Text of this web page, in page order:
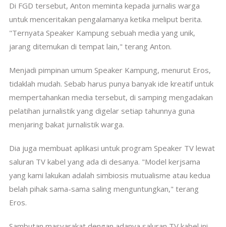
Di FGD tersebut, Anton meminta kepada jurnalis warga
untuk menceritakan pengalamanya ketika meliput berita.
"Ternyata Speaker Kampung sebuah media yang unik,
jarang ditemukan di tempat lain," terang Anton.
Menjadi pimpinan umum Speaker Kampung, menurut Eros,
tidaklah mudah. Sebab harus punya banyak ide kreatif untuk
mempertahankan media tersebut, di samping mengadakan
pelatihan jurnalistik yang digelar setiap tahunnya guna
menjaring bakat jurnalistik warga.
Dia juga membuat aplikasi untuk program Speaker TV lewat
saluran TV kabel yang ada di desanya. "Model kerjsama
yang kami lakukan adalah simbiosis mutualisme atau kedua
belah pihak sama-sama saling menguntungkan," terang
Eros.